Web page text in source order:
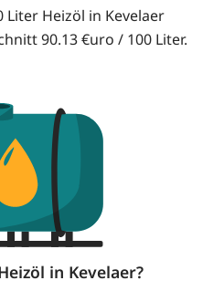
Liter Heizöl in Kevelaer
90.13 €uro / 100 Liter.
in Kevelaer?